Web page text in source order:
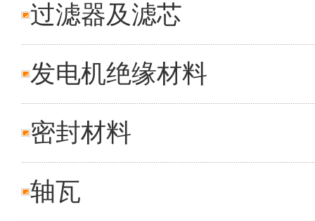
过滤器及滤芯
发电机绝缘材料
密封材料
轴瓦